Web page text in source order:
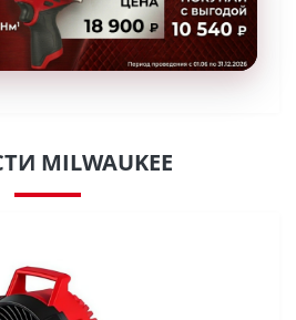
MILWAUKEE